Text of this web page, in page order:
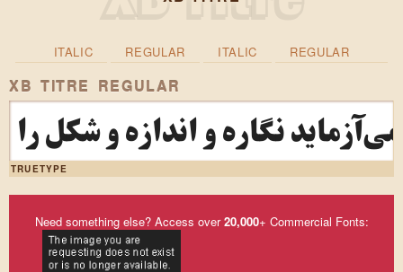
ITALIC REGULAR ITALIC REGULAR
XB TITRE REGULAR
نگاره و اندازه و شکل را
TRUETYPE
Need something else? Access over20,000+ Commercial Fonts: